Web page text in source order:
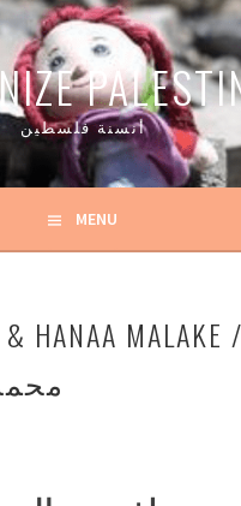
أنسنة فلسطين
MENU
HANAA MALAKE /